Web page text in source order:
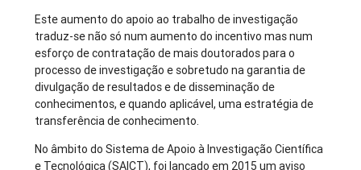
Este aumento do apoio ao trabalho de investigação
traduz-se não só num aumento do incentivo mas num
esforço de contratação de mais doutorados para o
processo de investigação e sobretudo na garantia de
divulgação de resultados e de disseminação de
conhecimentos, e quando aplicável, uma estratégia de
transferência de conhecimento.
No âmbito do Sistema de Apoio à Investigação Científica
e Tecnológica (SAICT), foi lançado em 2015 um aviso